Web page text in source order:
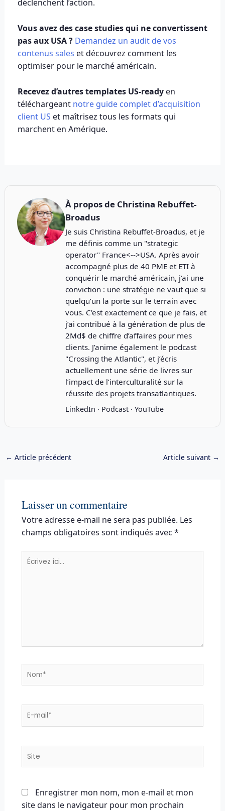
déclenchent l’action.
Vous avez des case studies qui ne convertissent
pas aux USA ? Demandez un audit de vos
contenus sales et découvrez comment les
optimiser pour le marché américain.
Recevez d’autres templates US-readyen
téléchargeant notre guide complet d’acquisition
client US et maîtrisez tous les formats qui
marchent en Amérique.
À propos de Christina Rebuffet-
Broadus
Je suis Christina Rebuffet-Broadus, et je
me définis comme un "strategic
operator" France<-->USA. Après avoir
accompagné plus de 40 PME et ETI à
conquérir le marché américain, j’ai une
conviction : une stratégie ne vaut que si
quelqu’un la porte sur le terrain avec
vous. C’est exactement ce que je fais, et
j’ai contribué à la génération de plus de
2Md$ de chiffre d’affaires pour mes
clients. J’anime également le podcast
"Crossing the Atlantic", et j’écris
actuellement une série de livres sur
l’impact de l’interculturalité sur la
réussite des projets transatlantiques.
LinkedIn · Podcast· YouTube
← Article précédent Article suivant →
Laisser un commentaire
Votre adresse e-mail ne sera pas publiée. Les
champs obligatoires sont indiqués avec *
Écrivez
Nom*
E-
Site
Enregistrer mon nom, mon e-mail et mon
site dans le navigateur pour mon prochain